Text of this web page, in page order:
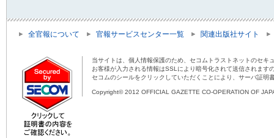
全官報について 官報サービスセンター一覧 関連出版社サイト
当サイトは、個人情報保護のため、セコムトラストネットのセキ
お客様が入力される情報はSSLにより暗号化されて送信されま
セコムのシールをクリックしていただくことにより、サーバ証明
Copyright© 2012 OFFICIAL GAZETTE CO-OPERATION OF